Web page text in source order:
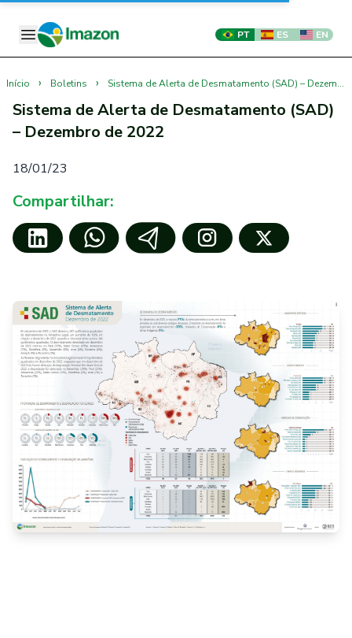
PT ES EN
Início › Boletins › Sistema de Alerta de Desmatamento (SAD) – Dezembro de 2022
Sistema de Alerta de Desmatamento (SAD)
– Dezembro de 2022
18/01/23
Compartilhar: